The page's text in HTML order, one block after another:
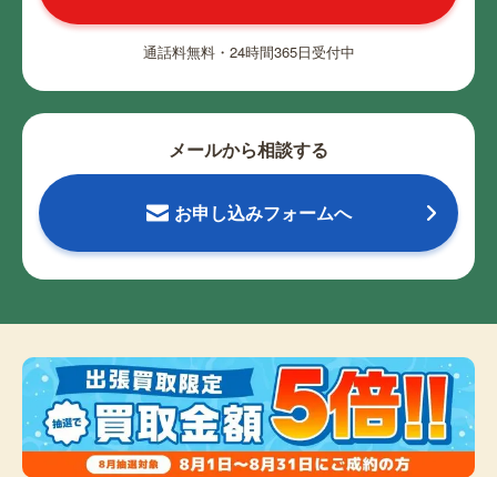
通話料無料・24時間365日受付中
メールから相談する
お申し込みフォームへ